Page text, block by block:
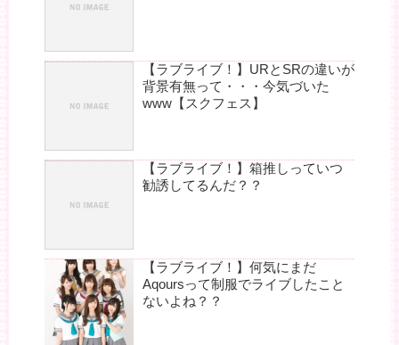
【ラブライブ！】URとSRの違いが
背景有無って・・・今気づいた
www【スクフェス】
【ラブライブ！】箱推しっていつ
勧誘してるんだ？？
【ラブライブ！】何気にまだ
Aqoursって制服でライブしたこと
ないよね？？